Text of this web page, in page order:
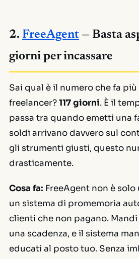
2. FreeAgent — Basta
giorni per incassare
Sai qual è il numero che fa
freelancer?117 giorni. È il
passa tra quando emetti una
soldi arrivano davvero sul
gli strumenti giusti, questo
drasticamente.
Cosa fa: FreeAgent non è solo
un sistema di promemoria
clienti che non pagano.
una scadenza, e il sistema
educati al posto tuo. Senza